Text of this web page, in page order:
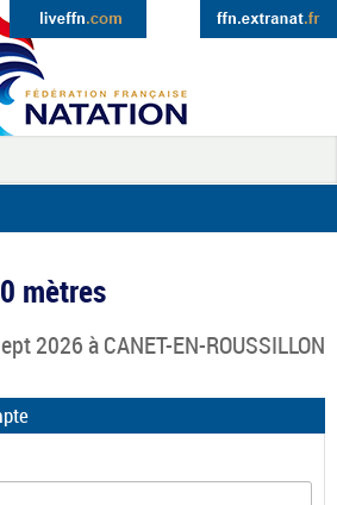
mètres
2026 àCANET-EN-ROUSSILLON